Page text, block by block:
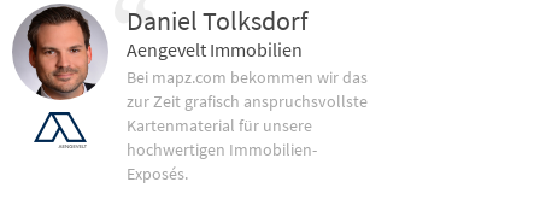
Daniel Tolksdorf
Aengevelt Immobilien
Bei mapz.com bekommen wir das
zur Zeit grafisch anspruchsvollste
Kartenmaterial für unsere
hochwertigen Immobilien-
Exposés.